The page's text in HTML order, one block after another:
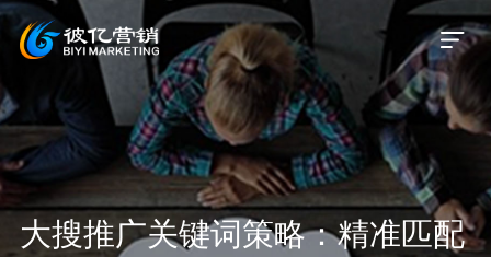
首页
关于我们
大搜推广关键词策略：精准匹配